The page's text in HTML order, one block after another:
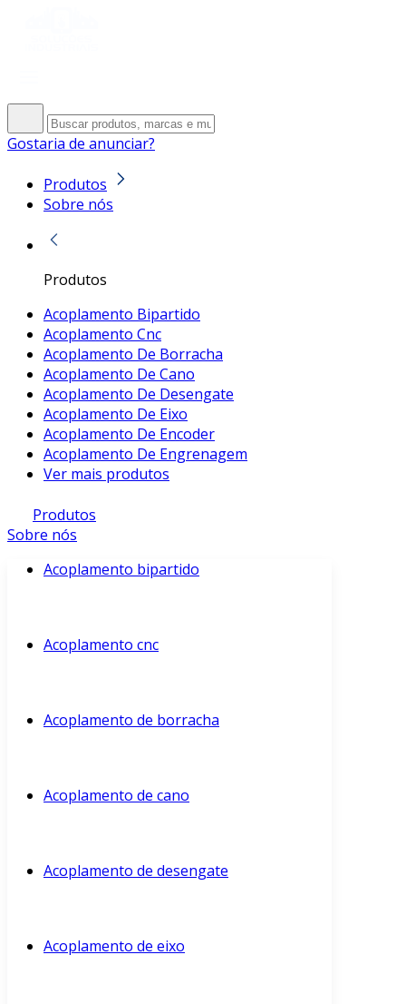
Gostaria de anunciar?
Produtos
Sobre nós
Produtos
Acoplamento Bipartido
Acoplamento Cnc
Acoplamento De Borracha
Acoplamento De Cano
Acoplamento De Desengate
Acoplamento De Eixo
Acoplamento De Encoder
Acoplamento De Engrenagem
Ver mais produtos
Produtos
Sobre nós
Acoplamento bipartido
Acoplamento cnc
Acoplamento de borracha
Acoplamento de cano
Acoplamento de desengate
Acoplamento de eixo